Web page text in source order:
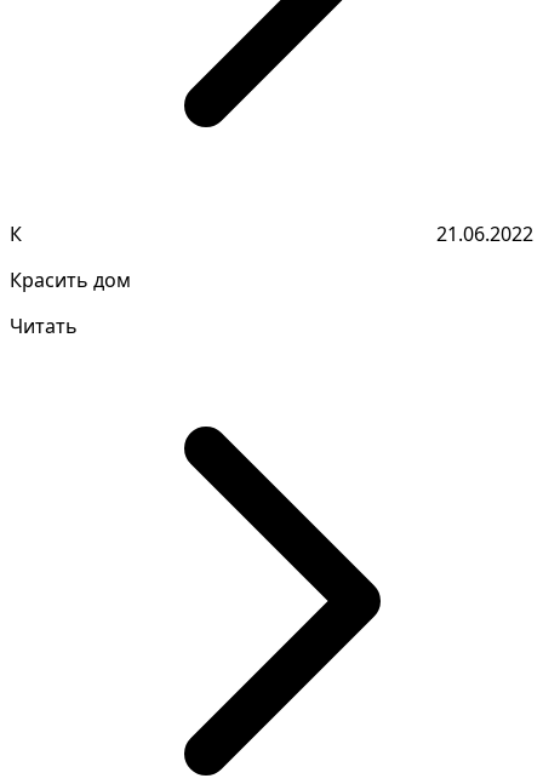
К
21.06.2022
Красить дом
Читать